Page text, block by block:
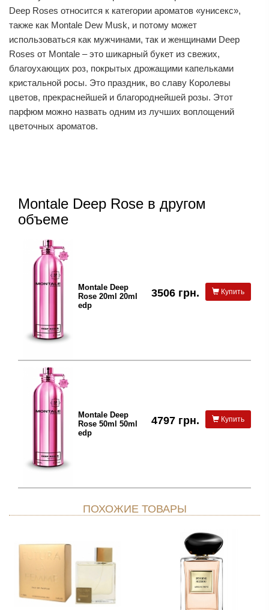
Deep Roses относится к категории ароматов «унисекс»,
также как Montale Dew Musk, и потому может
использоваться как мужчинами, так и женщинами Deep
Roses от Montale – это шикарный букет из свежих,
благоухающих роз, покрытых дрожащими капельками
кристальной росы. Это праздник, во славу Королевы
цветов, прекраснейшей и благороднейшей розы. Этот
парфюм можно назвать одним из лучших воплощений
цветочных ароматов.
Montale Deep Rose в другом
объеме
Montale Deep
Rose 20ml 20ml
edp
3506 грн. Купить
Montale Deep
Rose 50ml 50ml
edp
4797 грн. Купить
ПОХОЖИЕ ТОВАРЫ